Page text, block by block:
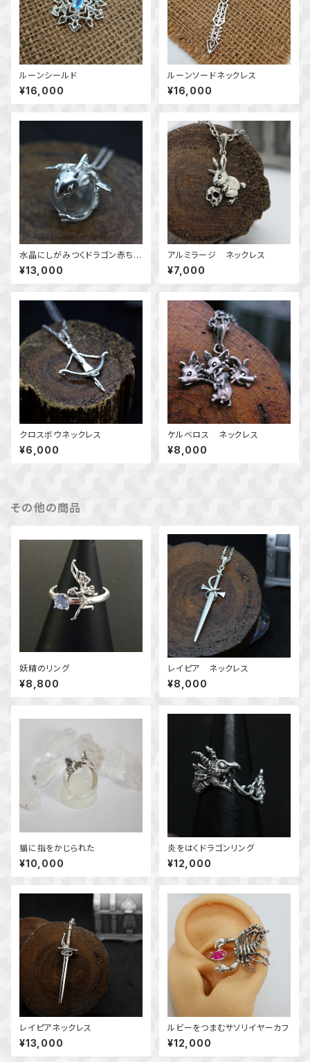
ルーンシールド
¥16,000
ルーンソードネックレス
¥16,000
水晶にしがみつくドラゴン赤ちゃ
ん
¥13,000
アルミラージ ネックレス
¥7,000
クロスボウネックレス
¥6,000
ケルベロス ネックレス
¥8,000
その他の商品
妖精のリング
¥8,800
レイピア ネックレス
¥8,000
猫に指をかじられた
¥10,000
炎をはくドラゴンリング
¥12,000
レイピアネックレス
¥13,000
ルビーをつまむサソリイヤーカフ
¥12,000